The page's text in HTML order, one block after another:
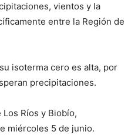
vientos y la
entre la Región de
isoterma cero es alta, por
precipitaciones.
Ríos y Biobío,
miércoles 5 de junio.